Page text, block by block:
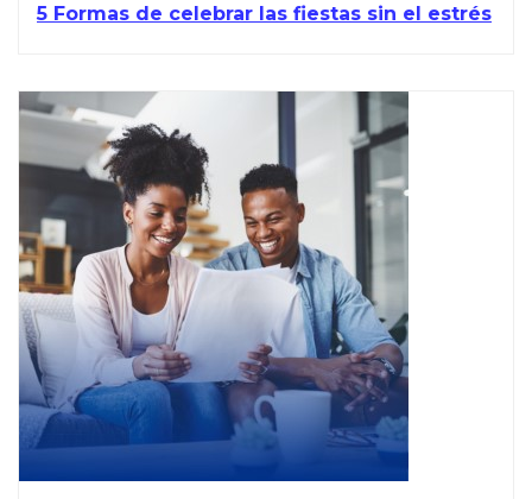
5 Formas de celebrar las fiestas sin el estrés